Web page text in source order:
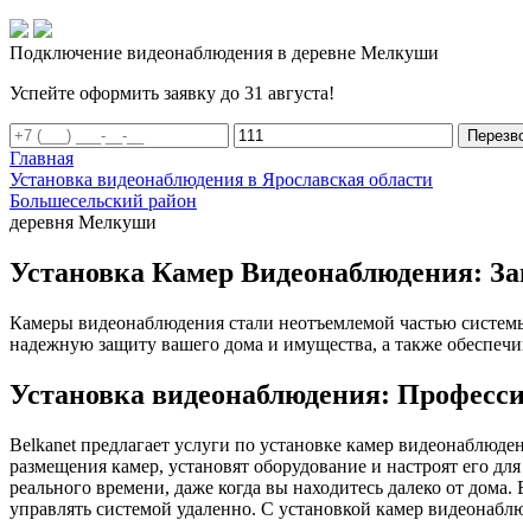
Подключение видеонаблюдения в деревне Мелкуши
Успейте оформить заявку до 31 августа!
Главная
Установка видеонаблюдения в Ярославская области
Большесельский район
деревня Мелкуши
Установка Камер Видеонаблюдения:
Камеры видеонаблюдения стали неотъемлемой частью
надежную защиту вашего дома и имущества, а также
Установка видеонаблюдения:
Belkanet предлагает услуги по установке камер
размещения камер, установят оборудование и настроят его
реального времени, даже когда вы находитесь далеко от
управлять системой удаленно. С установкой камер